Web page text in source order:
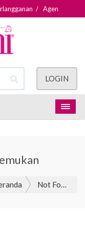
/ Agen
LOGIN
Not Found